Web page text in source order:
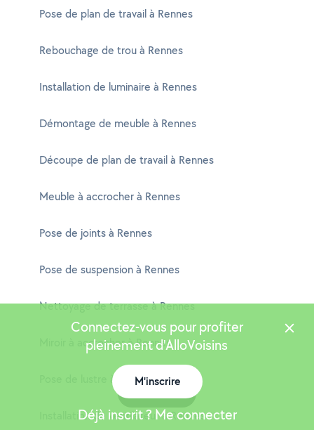
Pose de plan de travail à Rennes
Rebouchage de trou à Rennes
Installation de luminaire à Rennes
Démontage de meuble à Rennes
Découpe de plan de travail à Rennes
Meuble à accrocher à Rennes
Pose de joints à Rennes
Pose de suspension à Rennes
Nettoyage de terrasse à Rennes
Miroir à accrocher à Rennes
Pose de lustre à Rennes
Installation de ventilateur à Rennes
Connectez-vous pour profiter
pleinement d'AlloVoisins
M'inscrire
Déjà inscrit ? Me connecter